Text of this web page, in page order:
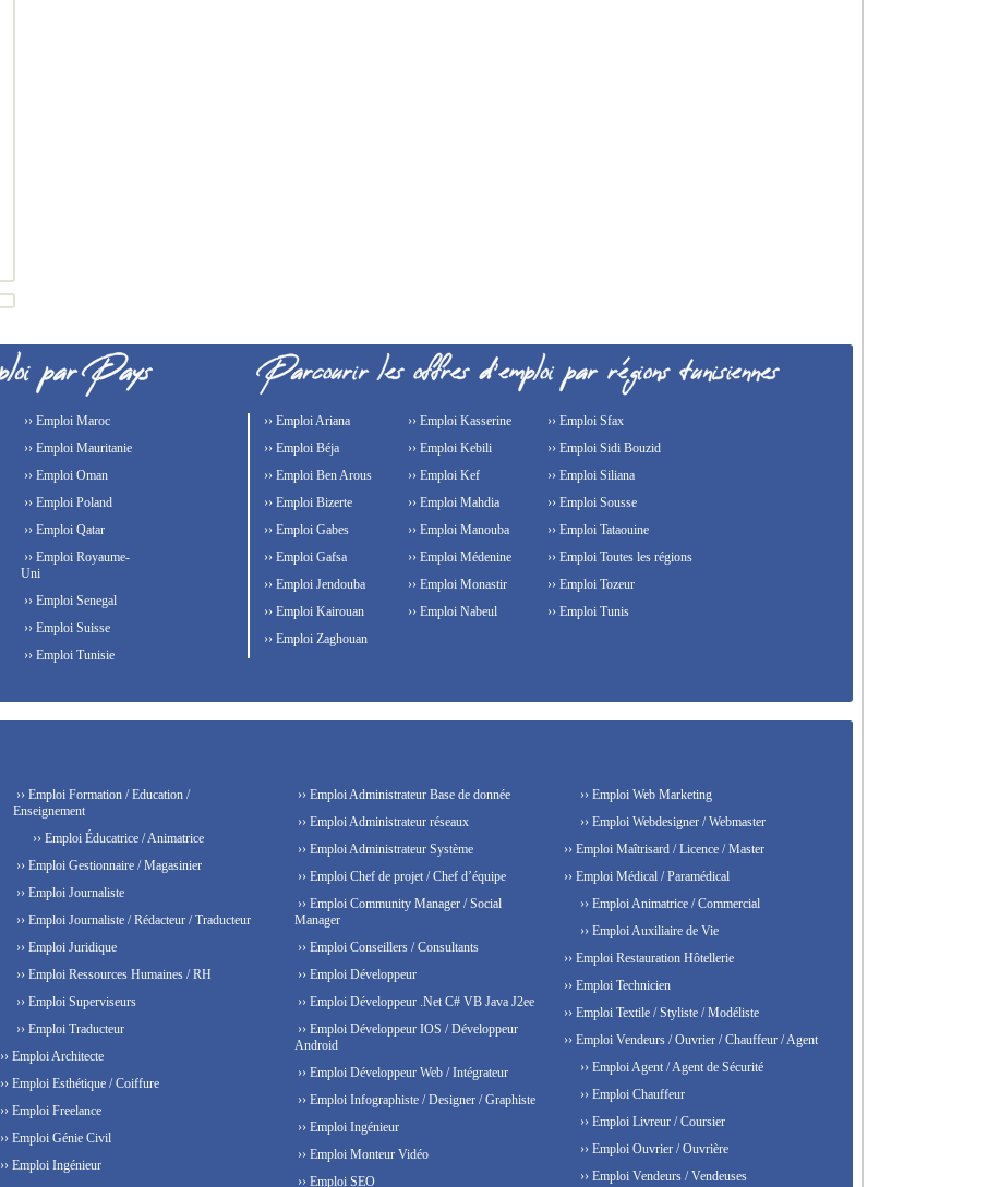
›› Emploi Maroc
›› Emploi Mauritanie
›› Emploi Oman
›› Emploi Poland
›› Emploi Qatar
›› Emploi Royaume-
Uni
›› Emploi Senegal
›› Emploi Suisse
›› Emploi Tunisie
›› Emploi Ariana
›› Emploi Béja
›› Emploi Ben Arous
›› Emploi Bizerte
›› Emploi Gabes
›› Emploi Gafsa
›› Emploi Jendouba
›› Emploi Kairouan
›› Emploi Kasserine
›› Emploi Kebili
›› Emploi Kef
›› Emploi Mahdia
›› Emploi Manouba
›› Emploi Médenine
›› Emploi Monastir
›› Emploi Nabeul
›› Emploi Sfax
›› Emploi Sidi Bouzid
›› Emploi Siliana
›› Emploi Sousse
›› Emploi Tataouine
›› Emploi Toutes les régions
›› Emploi Tozeur
›› Emploi Tunis
›› Emploi Zaghouan
›› Emploi Formation / Education /
Enseignement
›› Emploi Éducatrice / Animatrice
›› Emploi Gestionnaire / Magasinier
›› Emploi Journaliste
›› Emploi Journaliste / Rédacteur / Traducteur
›› Emploi Juridique
›› Emploi Ressources Humaines / RH
›› Emploi Superviseurs
›› Emploi Traducteur
›› Emploi Architecte
›› Emploi Esthétique / Coiffure
›› Emploi Freelance
›› Emploi Génie Civil
›› Emploi Ingénieur
›› Emploi Administrateur Base de donnée
›› Emploi Administrateur réseaux
›› Emploi Administrateur Système
›› Emploi Chef de projet / Chef d’équipe
›› Emploi Community Manager / Social
Manager
›› Emploi Conseillers / Consultants
›› Emploi Développeur
›› Emploi Développeur .Net C# VB Java J2ee
›› Emploi Développeur IOS / Développeur
Android
›› Emploi Développeur Web / Intégrateur
›› Emploi Infographiste / Designer / Graphiste
›› Emploi Ingénieur
›› Emploi Monteur Vidéo
›› Emploi SEO
›› Emploi Web Marketing
›› Emploi Webdesigner / Webmaster
›› Emploi Maîtrisard / Licence / Master
›› Emploi Médical / Paramédical
›› Emploi Animatrice / Commercial
›› Emploi Auxiliaire de Vie
›› Emploi Restauration Hôtellerie
›› Emploi Technicien
›› Emploi Textile / Styliste / Modéliste
›› Emploi Vendeurs / Ouvrier / Chauffeur / Agent
›› Emploi Agent / Agent de Sécurité
›› Emploi Chauffeur
›› Emploi Livreur / Coursier
›› Emploi Ouvrier / Ouvrière
›› Emploi Vendeurs / Vendeuses